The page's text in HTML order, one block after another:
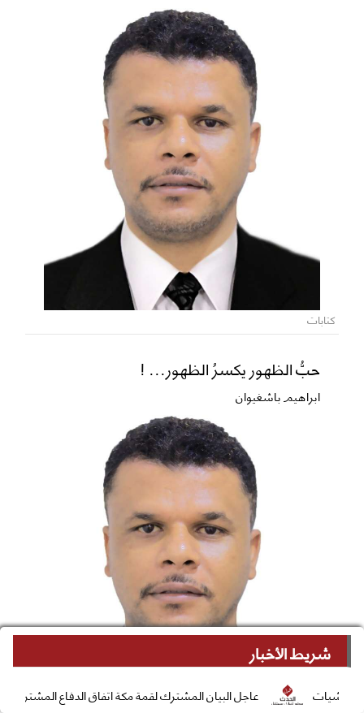
شريط الأخبار
عاجل البيان المشترك لقمة مكة اتفاق الدفاع المشترك بين السعودية
كتابات
حبُّ الظهور يكسرُ الظهور... !
ابراهيم باشغيوان